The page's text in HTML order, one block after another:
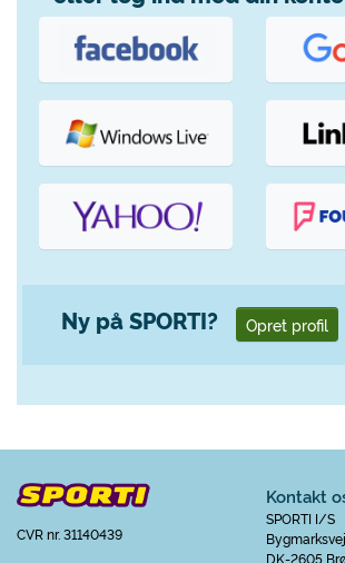
Ny på SPORTI? Opret profil
CVR nr. 31140439
Kontakt
SPORTI I/S
DK-2605